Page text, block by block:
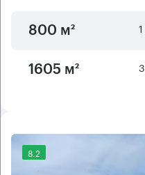
800 м²
1605 м²
8.2